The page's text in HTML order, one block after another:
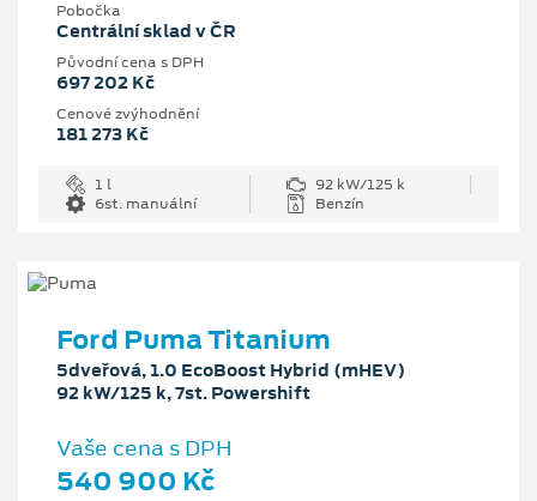
Pobočka
Centrální sklad v ČR
Původní cena s DPH
697 202 Kč
Cenové zvýhodnění
181 273 Kč
1 l
92 kW/125 k
6st. manuální
Benzín
Ford Puma Titanium
5dveřová, 1.0 EcoBoost Hybrid (mHEV)
92 kW/125 k, 7st. Powershift
Vaše cena s DPH
540 900 Kč